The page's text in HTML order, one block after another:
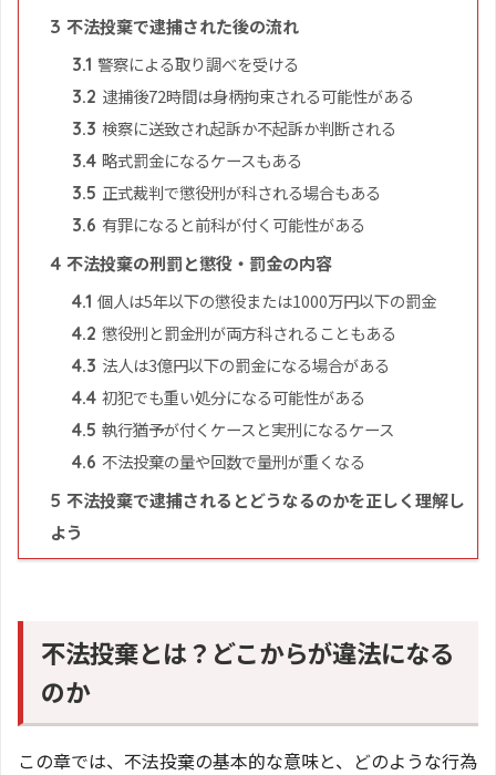
3 不法投棄で逮捕された後の流れ
3.1 警察による取り調べを受ける
3.2 逮捕後72時間は身柄拘束される可能性がある
3.3 検察に送致され起訴か不起訴か判断される
3.4 略式罰金になるケースもある
3.5 正式裁判で懲役刑が科される場合もある
3.6 有罪になると前科が付く可能性がある
4 不法投棄の刑罰と懲役・罰金の内容
4.1 個人は5年以下の懲役または1000万円以下の罰金
4.2 懲役刑と罰金刑が両方科されることもある
4.3 法人は3億円以下の罰金になる場合がある
4.4 初犯でも重い処分になる可能性がある
4.5 執行猶予が付くケースと実刑になるケース
4.6 不法投棄の量や回数で量刑が重くなる
5 不法投棄で逮捕されるとどうなるのかを正しく理解し
よう
不法投棄とは？どこからが違法になる
のか
この章では、不法投棄の基本的な意味と、どのような行為